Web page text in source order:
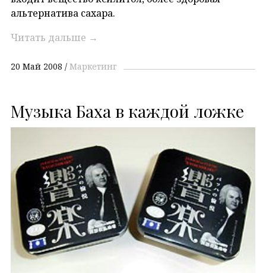
альтернатива сахара.
Читать дальше →
20 Май 2008 Маркетинг
Музыка Баха в каждой ложке